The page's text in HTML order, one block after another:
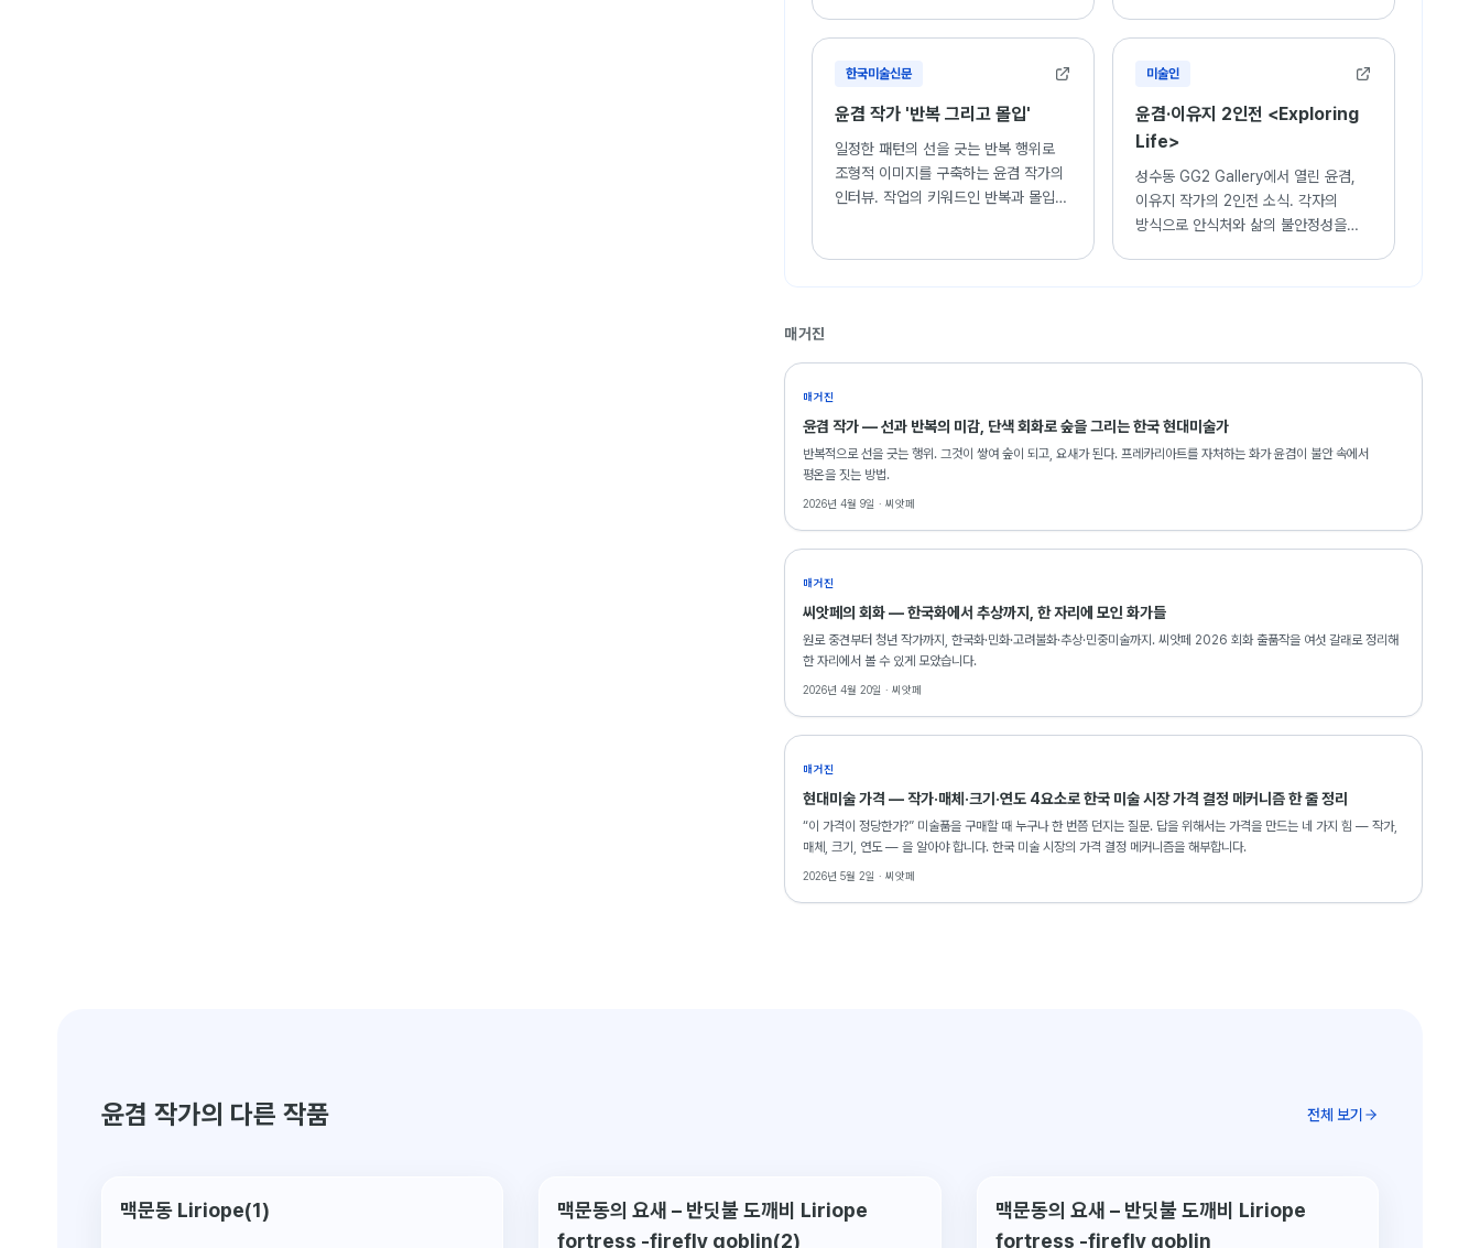
2018 Art mora open call, artmora gallery. 서울
A1아트오피스 신진작가展 금보성아트센터. 서울
2017 Scene: Seen, Artertain, 서울
작은선물展, Art Eum gallery, 대구
치유의사고思考 2인전, 서정아트센터, 서울
인사살롱, 갤러리미술세계, 서울
ASYAAF 아시아 대학생, 청년작가, DDP, 서울
MAKESHOP TOP10 2016, 메이크샵아트스페이스, 파주
나는무명작가다, 아르코미술관, 서울
히든트랙, 범어아트스트리트, 대구
키.똑.展, 키다리갤러리, 대구
썸머,뷰티풀, 통영아트갤러리, 통영
2014 A1아트오피스 신진작가展 가나인사아트센터, 서울
발견, 서울 Art Center PPlus, 서울
이합과집산, 대한민국남부국제현대미술제 특별기획전, 대구문화예술회관, 대구
한국미술신문
윤겸 작가 '반복 그리고 몰입'
일정한 패턴의 선을 긋는 반복 행위로
조형적 이미지를 구축하는 윤겸 작가의
인터뷰. 작업의 키워드인 반복과 몰입
미술인
윤겸·이유지 2인전 <Exploring
Life>
성수동 GG2 Gallery에서 열린 윤겸,
이유지 작가의 2인전 소식. 각자의
방식으로 안식처와 삶의 불안정성을
매거진
매거진
윤겸 작가 — 선과 반복의 미감, 단색 회화로 숲을 그리는 한국 현대미술가
반복적으로 선을 긋는 행위. 그것이 쌓여 숲이 되고, 요새가 된다. 프레카리아트를 자처하는 화가 윤겸이 불안 속에서
평온을 짓는 방법.
2026년 4월 9일 · 씨앗페
매거진
씨앗페의 회화 — 한국화에서 추상까지, 한 자리에 모인 화가들
원로 중견부터 청년 작가까지, 한국화·민화·고려불화·추상·민중미술까지. 씨앗페 2026 회화 출품작을 여섯 갈래로 정리해
한 자리에서 볼 수 있게 모았습니다.
2026년 4월 20일 · 씨앗페
매거진
현대미술 가격 — 작가·매체·크기·연도 4요소로 한국 미술 시장 가격 결정 메커니즘 한 줄 정리
“이 가격이 정당한가?” 미술품을 구매할 때 누구나 한 번쯤 던지는 질문. 답을 위해서는 가격을 만드는 네 가지 힘 — 작가,
매체, 크기, 연도 — 을 알아야 합니다. 한국 미술 시장의 가격 결정 메커니즘을 해부합니다.
2026년 5월 2일 · 씨앗페
윤겸 작가의 다른 작품 전체 보기
맥문동 Liriope(1)
맥문동의 요새 – 반딧불 도깨비 Liriope
fortress -firefly goblin(2)
맥문동의 요새 – 반딧불 도깨비 Liriope
fortress -firefly goblin